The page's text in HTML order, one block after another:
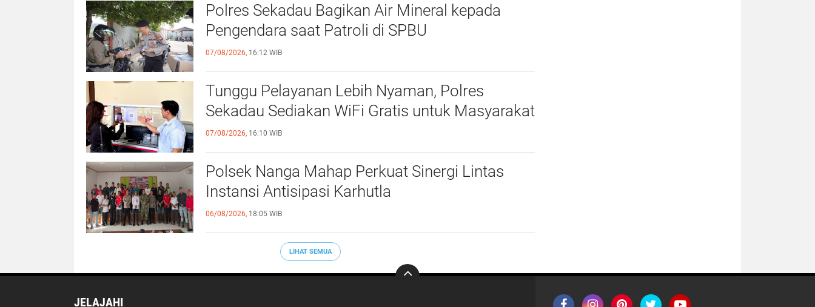
Polres Sekadau Bagikan Air Mineral kepada
Pengendara saat Patroli di SPBU
07/08/2026, 16:12 WIB
Tunggu Pelayanan Lebih Nyaman, Polres
Sekadau Sediakan WiFi Gratis untuk Masyarakat
07/08/2026, 16:10 WIB
Polsek Nanga Mahap Perkuat Sinergi Lintas
Instansi Antisipasi Karhutla
06/08/2026, 18:05 WIB
LIHAT SEMUA
JELAJAHI